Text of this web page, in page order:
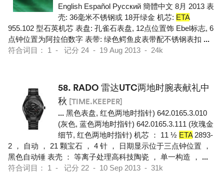
English Español Pусский 簡體中文 8月 2013 表
壳: 36毫米不锈钢或 18开绿金 机芯: ETA
955.102 型石英机芯 表盘: 孔雀石表盘, 12点位置饰 Ebel标志, 6
点钟位置为阿拉伯数字 表带: 绿色鳄鱼皮表带配不锈钢表扣 ...
符合词目： 1 - 记分 24 - 19 Aug 2013 - 24k
58. RADO 雷达UTC两地时腕表献礼中
秋 [TIME.KEEPER]
... 黑色表盘, 红色两地时指针) 642.0165.3.010
(灰色, 蓝色两地时指针) 642.0165.3.111 (玫瑰金
细节, 红色两地时指针) 机芯 ： 11 ½ ETA2893-
2 ， 自动 ， 21 颗宝石 ， 4 针 ， 日期显示位于三点钟位置 ，
黑色自动锤 表壳 ： 等离子处理高科技陶瓷 ， 单一构造 ， ...
符合词目： 1 - 记分 22 - 10 Sep 2013 - 31k